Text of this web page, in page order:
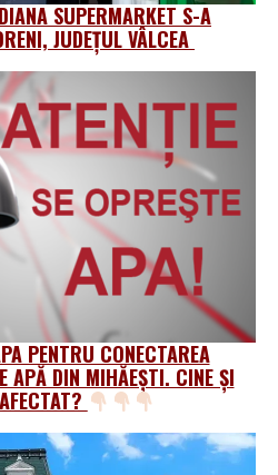
SUPERMARKET S-A
JUDEȚUL VÂLCEA
PENTRU CONECTAREA
APĂ DIN MIHĂEȘTI. CINE ȘI